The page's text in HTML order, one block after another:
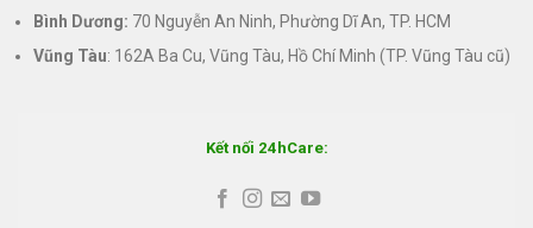
Bình Dương: 70 Nguyễn An Ninh, Phường Dĩ An, TP. HCM
Vũng Tàu: 162A Ba Cu, Vũng Tàu, Hồ Chí Minh (TP. Vũng Tàu cũ)
Kết nối 24hCare: